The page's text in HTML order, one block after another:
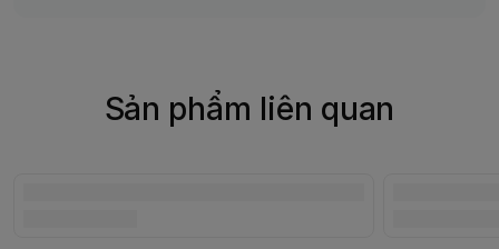
Sản phẩm liên quan